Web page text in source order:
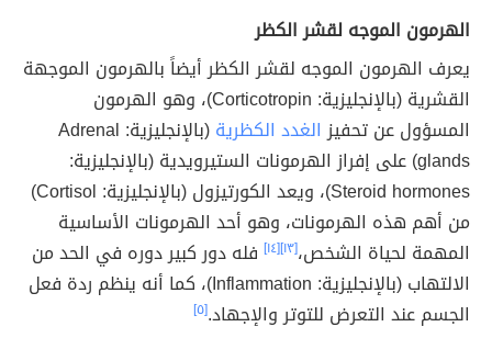
الهرمون الموجه لقشر الكظر
يعرف الهرمون الموجه لقشر الكظر أيضاً بالهرمون الموجهة
القشرية (بالإنجليزية: Corticotropin)، وهو الهرمون
المسؤول عن تحفيزالغدد الكظرية
(بالإنجليزية: Adrenal
glands) على إفراز الهرمونات الستيرويدية (بالإنجليزية:
Steroid hormones)، ويعد الكورتيزول (بالإنجليزية: Cortisol)
من أهم هذه الهرمونات، وهو أحد الهرمونات الأساسية
المهمة لحياة الشخص،[١٣] [١٤]
فله دور كبير دوره في الحد من
الالتهاب (بالإنجليزية: Inflammation)، كما أنه ينظم ردة فعل
الجسم عند التعرض للتوتر والإجهاد.[٥]